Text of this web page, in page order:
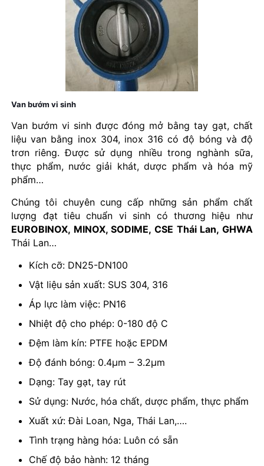
Van bướm vi sinh
Van bướm vi sinh được đóng mở bằng tay gạt, chất
liệu van bằng inox 304, inox 316 có độ bóng và độ
trơn riêng. Được sử dụng nhiều trong nghành sữa,
thực phẩm, nước giải khát, dược phẩm và hóa mỹ
phẩm…
Chúng tôi chuyên cung cấp những sản phẩm chất
lượng đạt tiêu chuẩn vi sinh có thương hiệu như
EUROBINOX, MINOX, SODIME, CSE Thái Lan, GHWA
Thái Lan…
Kích cỡ: DN25-DN100
Vật liệu sản xuất: SUS 304, 316
Áp lực làm việc: PN16
Nhiệt độ cho phép: 0-180 độ C
Đệm làm kín: PTFE hoặc EPDM
Độ đánh bóng: 0.4µm – 3.2µm
Dạng: Tay gạt, tay rút
Sử dụng: Nước, hóa chất, dược phẩm, thực phẩm
Xuất xứ: Đài Loan, Nga, Thái Lan,….
Tình trạng hàng hóa: Luôn có sẵn
Chế độ bảo hành: 12 tháng